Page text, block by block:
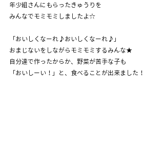
年少組さんにもらったきゅうりを
みんなでモミモミしましたよ☆
「おいしくなーれ♪おいしくなーれ♪」
おまじないをしながらモミモミするみんな★
自分達で作ったからか、野菜が苦手な子も
「おいしーい！」と、食べることが出来ました！